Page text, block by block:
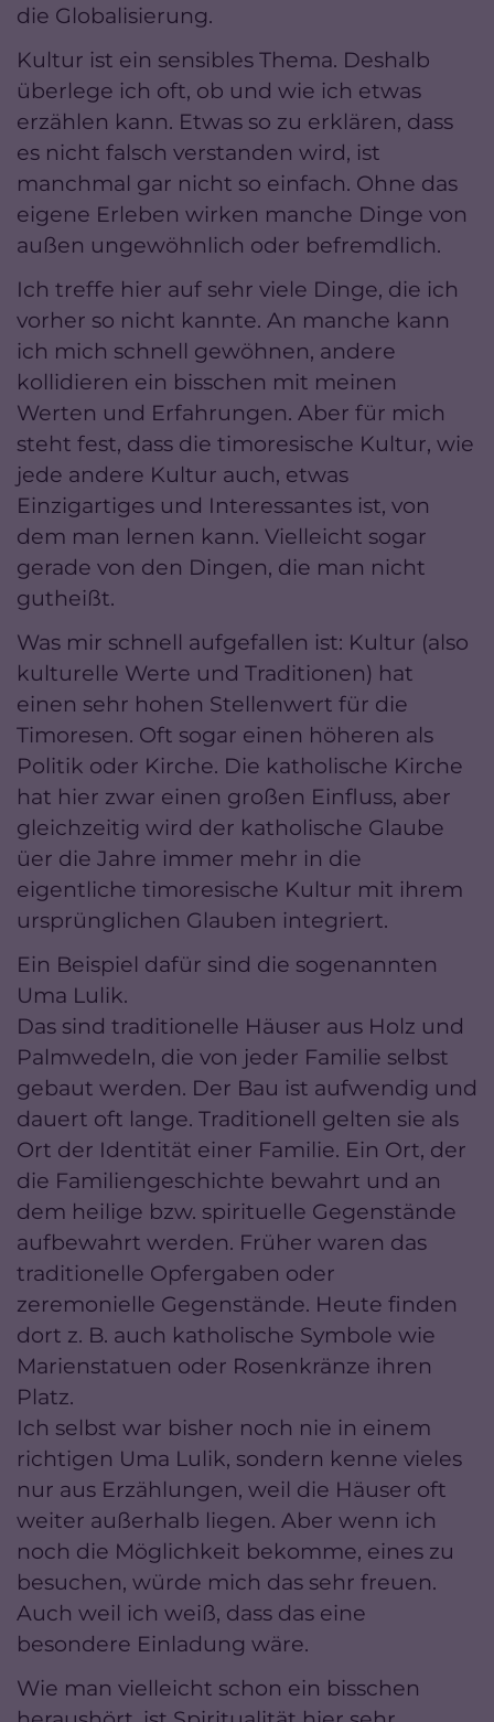
die Globalisierung.
Kultur ist ein sensibles Thema. Deshalb
überlege ich oft, ob und wie ich etwas
erzählen kann. Etwas so zu erklären, dass
es nicht falsch verstanden wird, ist
manchmal gar nicht so einfach. Ohne das
eigene Erleben wirken manche Dinge von
außen ungewöhnlich oder befremdlich.
Ich treffe hier auf sehr viele Dinge, die ich
vorher so nicht kannte. An manche kann
ich mich schnell gewöhnen, andere
kollidieren ein bisschen mit meinen
Werten und Erfahrungen. Aber für mich
steht fest, dass die timoresische Kultur, wie
jede andere Kultur auch, etwas
Einzigartiges und Interessantes ist, von
dem man lernen kann. Vielleicht sogar
gerade von den Dingen, die man nicht
gutheißt.
Was mir schnell aufgefallen ist: Kultur (also
kulturelle Werte und Traditionen) hat
einen sehr hohen Stellenwert für die
Timoresen. Oft sogar einen höheren als
Politik oder Kirche. Die katholische Kirche
hat hier zwar einen großen Einfluss, aber
gleichzeitig wird der katholische Glaube
üer die Jahre immer mehr in die
eigentliche timoresische Kultur mit ihrem
ursprünglichen Glauben integriert.
Ein Beispiel dafür sind die sogenannten
Uma Lulik.
Das sind traditionelle Häuser aus Holz und
Palmwedeln, die von jeder Familie selbst
gebaut werden. Der Bau ist aufwendig und
dauert oft lange. Traditionell gelten sie als
Ort der Identität einer Familie. Ein Ort, der
die Familiengeschichte bewahrt und an
dem heilige bzw. spirituelle Gegenstände
aufbewahrt werden. Früher waren das
traditionelle Opfergaben oder
zeremonielle Gegenstände. Heute finden
dort z. B. auch katholische Symbole wie
Marienstatuen oder Rosenkränze ihren
Platz.
Ich selbst war bisher noch nie in einem
richtigen Uma Lulik, sondern kenne vieles
nur aus Erzählungen, weil die Häuser oft
weiter außerhalb liegen. Aber wenn ich
noch die Möglichkeit bekomme, eines zu
besuchen, würde mich das sehr freuen.
Auch weil ich weiß, dass das eine
besondere Einladung wäre.
Wie man vielleicht schon ein bisschen